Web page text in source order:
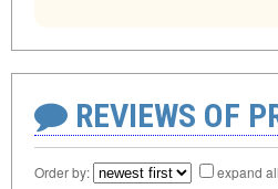
REVIEWS OF
Order by: expand all